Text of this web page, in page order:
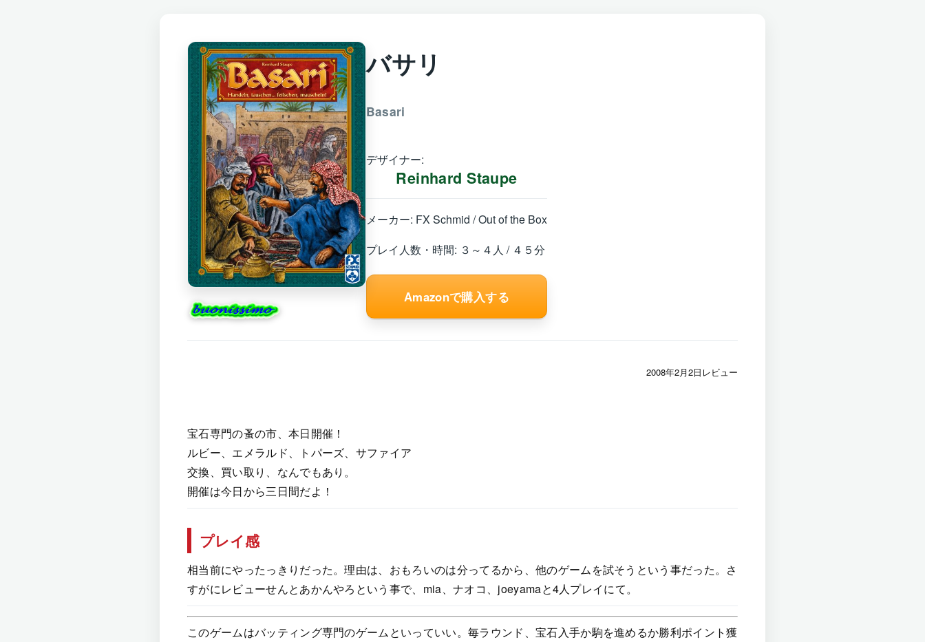
バサリ
Basari
デザイナー:
Reinhard Staupe
メーカー: FX Schmid / Out of the Box
プレイ人数・時間: ３～４人 / ４５分
Amazonで購入する
2008年2月2日レビュー
宝石専門の蚤の市、本日開催！
ルビー、エメラルド、トパーズ、サファイア
交換、買い取り、なんでもあり。
開催は今日から三日間だよ！
プレイ感
相当前にやったっきりだった。理由は、おもろいのは分ってるから、他のゲームを試そうという事だった。さ
すがにレビューせんとあかんやろという事で、mia、ナオコ、joeyamaと4人プレイにて。
このゲームはバッティング専門のゲームといっていい。毎ラウンド、宝石入手か駒を進めるか勝利ポイント獲